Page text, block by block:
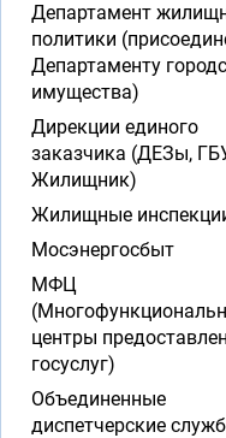
Департамент
политики
Департаменту
имущества)
Дирекции единого
заказчика (ДЕЗы,
Жилищник)
Жилищные
Мосэнергосбыт
МФЦ
центры
госуслуг)
Объединенные
диспетчерские